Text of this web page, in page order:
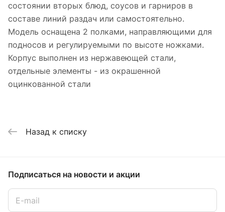
состоянии вторых блюд, соусов и гарниров в
составе линий раздач или самостоятельно.
Модель оснащена 2 полками, направляющими для
подносов и регулируемыми по высоте ножками.
Корпус выполнен из нержавеющей стали,
отдельные элементы - из окрашенной
оцинкованной стали
Назад к списку
Подписаться на новости и акции